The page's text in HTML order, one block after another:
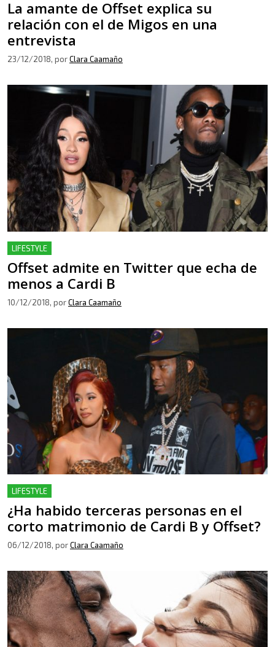
La amante de Offset explica su
relación con el de Migos en una
entrevista
23/12/2018, porClara Caamaño
LIFESTYLE
Offset admite en Twitter que echa de
menos a Cardi B
10/12/2018, porClara Caamaño
LIFESTYLE
¿Ha habido terceras personas en el
corto matrimonio de Cardi B y Offset?
06/12/2018, porClara Caamaño